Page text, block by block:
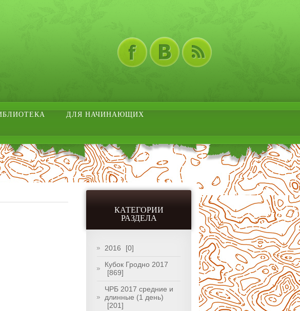
ДЛЯ НАЧИНАЮЩИХ
КАТЕГОРИИ
РАЗДЕЛА
2016
[0]
Кубок Гродно 2017
[869]
ЧРБ 2017 средние и
длинные (1 день)
[201]